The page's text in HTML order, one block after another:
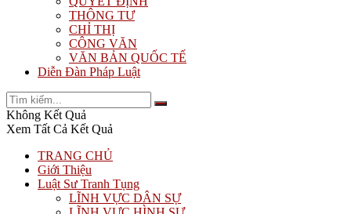
THÔNG TƯ
CHỈ THỊ
CÔNG VĂN
VĂN BẢN QUỐC TẾ
Diễn Đàn Pháp Luật
Không Kết Quả
Xem Tất Cả Kết Quả
TRANG CHỦ
Giới Thiệu
Luật Sư Tranh Tụng
LĨNH VỰC DÂN SỰ